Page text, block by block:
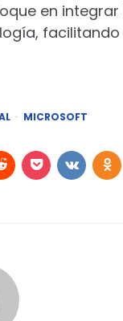
en
MICROSOFT